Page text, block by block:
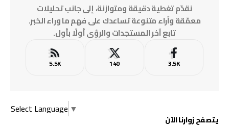
نقدّم تغطية دقيقة ومتوازنة، إلى جانب تحليلات
معمّقة وآراء متنوعة تساعدك على فهم ما وراء الخبر.
تابع آخر المستجدات والرؤى أولًا بأول.
3.5K
140
5.5K
Select Language ▼
يتصفح زوارنا الآن